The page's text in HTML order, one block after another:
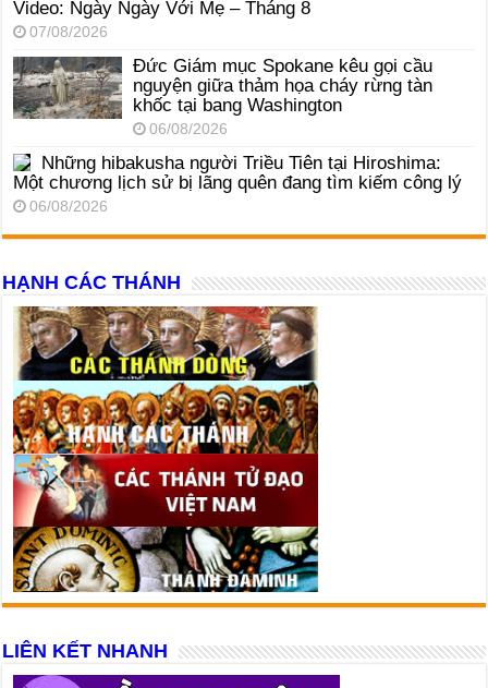
Video: Ngày Ngày Với Mẹ – Tháng 8
07/08/2026
Đức Giám mục Spokane kêu gọi cầu
nguyện giữa thảm họa cháy rừng tàn
khốc tại bang Washington
06/08/2026
Những hibakusha người Triều Tiên tại Hiroshima:
Một chương lịch sử bị lãng quên đang tìm kiếm công lý
06/08/2026
HẠNH CÁC THÁNH
LIÊN KẾT NHANH